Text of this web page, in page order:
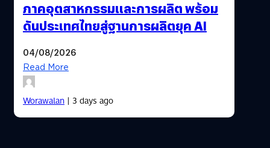
ภาคอุตสาหกรรมและการผลิต พร้อม
ดันประเทศไทยสู่ฐานการผลิตยุค AI
04/08/2026
Read More
Worawalan| 3 days ago